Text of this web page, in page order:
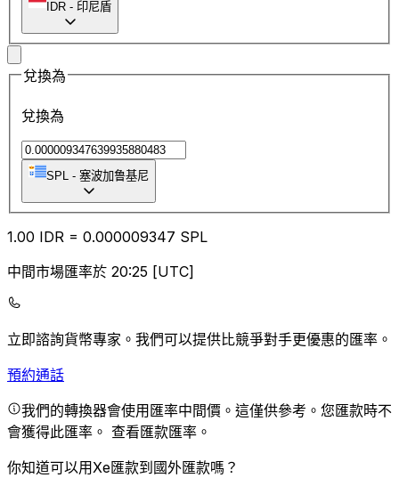
IDR - 印尼盾
兌換為
兌換為
SPL - 塞波加鲁基尼
1.00 IDR = 0.000009347 SPL
中間市場匯率於 20:25 [UTC]
立即諮詢貨幣專家。 我們可以提供比競爭對手更優惠的匯率。
預約通話
我們的轉換器會使用匯率中間價。這僅供參考。您匯款時不
會獲得此匯率。 查看匯款匯率。
你知道可以用Xe匯款到國外匯款嗎？